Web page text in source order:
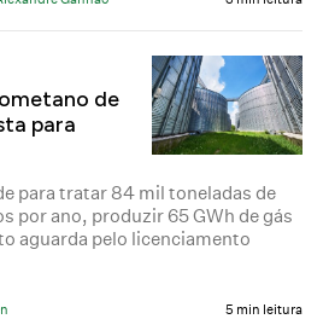
de
para
para tratar 84 mil toneladas de
por ano, produzir 65 GWh de gás
aguarda pelo licenciamento
5 min leitura